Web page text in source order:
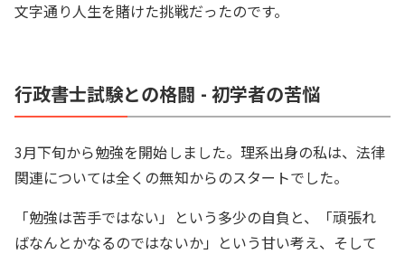
文字通り人生を賭けた挑戦だったのです。
行政書士試験との格闘 - 初学者の苦悩
3月下旬から勉強を開始しました。理系出身の私は、法律
関連については全くの無知からのスタートでした。
「勉強は苦手ではない」という多少の自負と、「頑張れ
ばなんとかなるのではないか」という甘い考え、そして